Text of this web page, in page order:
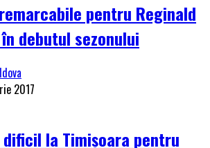
pentru Reginald
debutul sezonului
2017
la Timișoara pentru